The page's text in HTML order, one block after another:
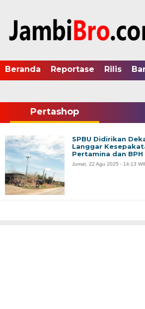
Beranda Reportase Rilis
Pertashop
SPBU Didirikan
Langgar
Pertamina dan BPH
Jumat, 22 Agu 2025 - 14:13